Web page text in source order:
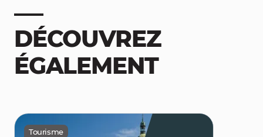
DÉCOUVREZ
ÉGALEMENT
Tourisme